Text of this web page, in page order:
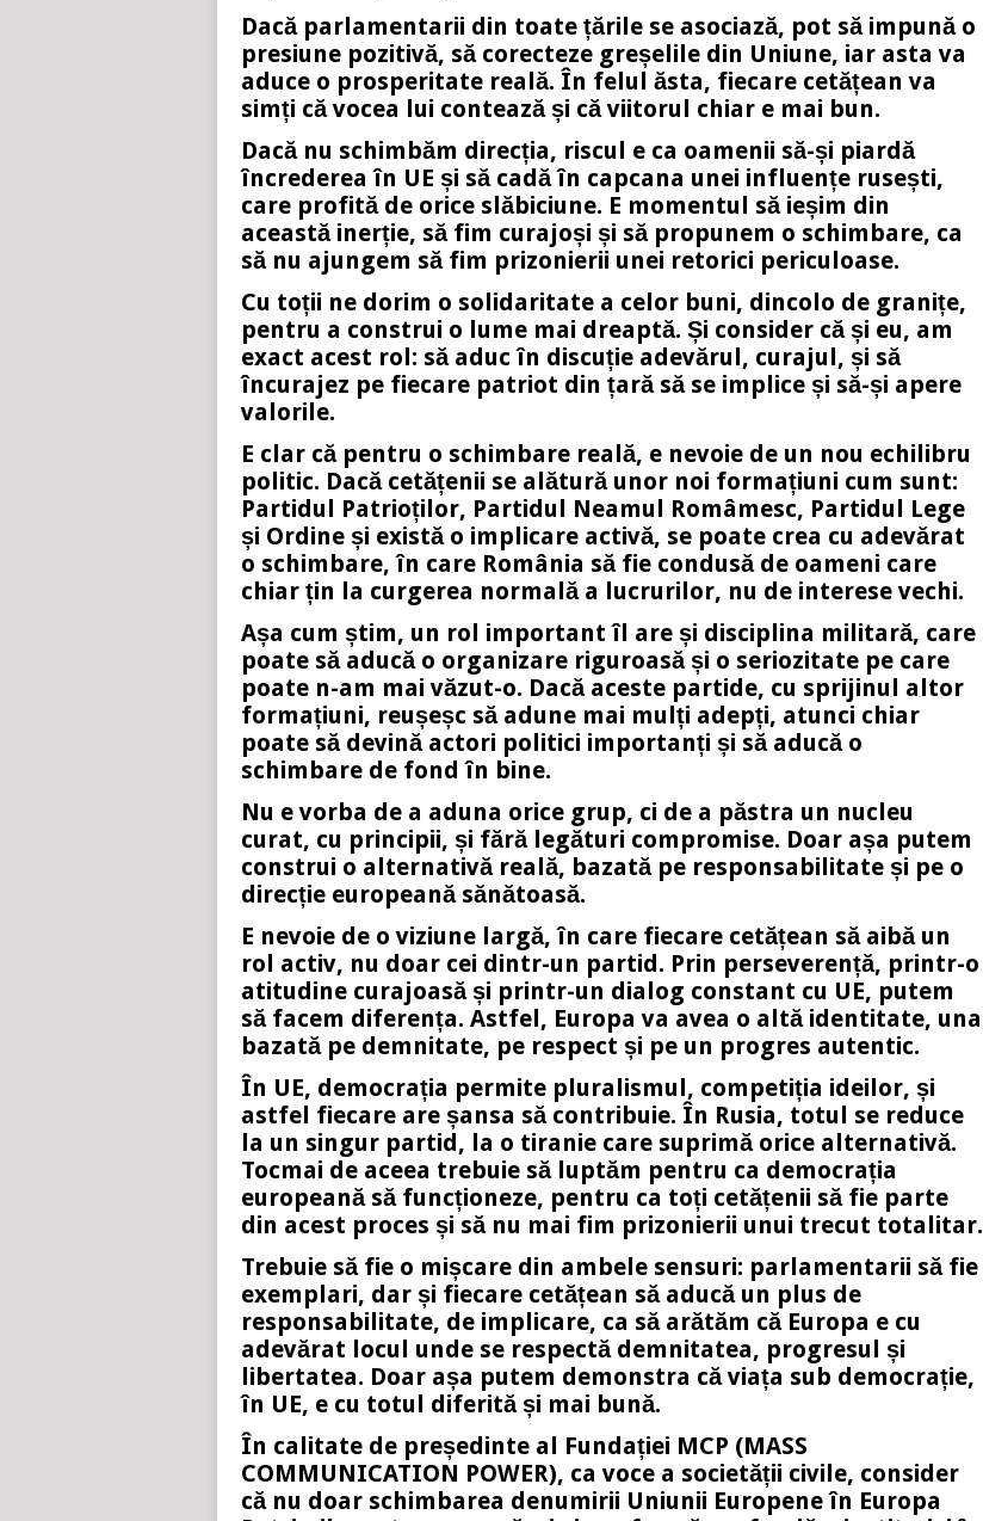
Dacă parlamentarii din toate țările se asociază, pot să impună o
presiune pozitivă, să corecteze greșelile din Uniune, iar asta va
aduce o prosperitate reală. În felul ăsta, fiecare cetățean va
simți că vocea lui contează și că viitorul chiar e mai bun.
Dacă nu schimbăm direcția, riscul e ca oamenii să-și piardă
încrederea în UE și să cadă în capcana unei influențe rusești,
care profită de orice slăbiciune. E momentul să ieșim din
această inerție, să fim curajoși și să propunem o schimbare, ca
să nu ajungem să fim prizonierii unei retorici periculoase.
Cu toții ne dorim o solidaritate a celor buni, dincolo de granițe,
pentru a construi o lume mai dreaptă. Și consider că și eu, am
exact acest rol: să aduc în discuție adevărul, curajul, și să
încurajez pe fiecare patriot din țară să se implice și să-și apere
valorile.
E clar că pentru o schimbare reală, e nevoie de un nou echilibru
politic. Dacă cetățenii se alătură unor noi formațiuni cum sunt:
Partidul Patrioților, Partidul Neamul Româmesc, Partidul Lege
și Ordine și există o implicare activă, se poate crea cu adevărat
o schimbare, în care România să fie condusă de oameni care
chiar țin la curgerea normală a lucrurilor, nu de interese vechi.
Așa cum știm, un rol important îl are și disciplina militară, care
poate să aducă o organizare riguroasă și o seriozitate pe care
poate n-am mai văzut-o. Dacă aceste partide, cu sprijinul altor
formațiuni, reușeșc să adune mai mulți adepți, atunci chiar
poate să devină actori politici importanți și să aducă o
schimbare de fond în bine.
Nu e vorba de a aduna orice grup, ci de a păstra un nucleu
curat, cu principii, și fără legături compromise. Doar așa putem
construi o alternativă reală, bazată pe responsabilitate și pe o
direcție europeană sănătoasă.
E nevoie de o viziune largă, în care fiecare cetățean să aibă un
rol activ, nu doar cei dintr-un partid. Prin perseverență, printr-o
atitudine curajoasă și printr-un dialog constant cu UE, putem
să facem diferența. Astfel, Europa va avea o altă identitate, una
bazată pe demnitate, pe respect și pe un progres autentic.
În UE, democrația permite pluralismul, competiția ideilor, și
astfel fiecare are șansa să contribuie. În Rusia, totul se reduce
la un singur partid, la o tiranie care suprimă orice alternativă.
Tocmai de aceea trebuie să luptăm pentru ca democrația
europeană să funcționeze, pentru ca toți cetățenii să fie parte
din acest proces și să nu mai fim prizonierii unui trecut totalitar.
Trebuie să fie o mișcare din ambele sensuri: parlamentarii să fie
exemplari, dar și fiecare cetățean să aducă un plus de
responsabilitate, de implicare, ca să arătăm că Europa e cu
adevărat locul unde se respectă demnitatea, progresul și
libertatea. Doar așa putem demonstra că viața sub democrație,
în UE, e cu totul diferită și mai bună.
În calitate de președinte al Fundației MCP (MASS
COMMUNICATION POWER), ca voce a societății civile, consider
că nu doar schimbarea denumirii Uniunii Europene în Europa